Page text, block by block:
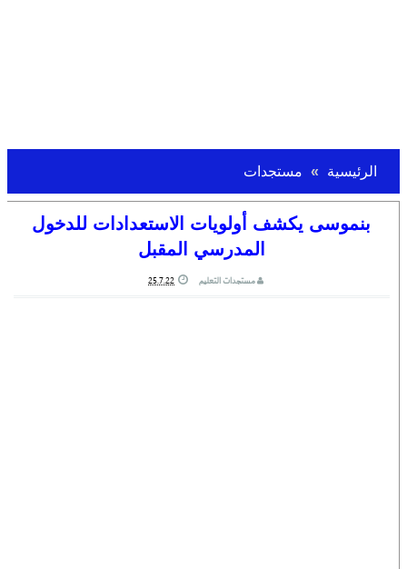
الرئيسية مستجدات
بنموسى يكشف أولويات الاستعدادات للدخول
المدرسي المقبل
مستجدات التعليم 25.7.22